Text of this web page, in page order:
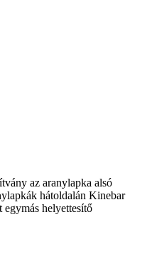
az aranylapka alsó
hátoldalán Kinebar
helyettesítő